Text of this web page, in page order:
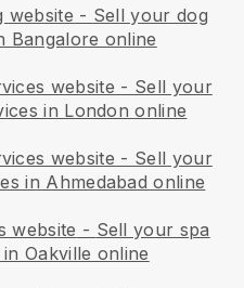
website - Sell your dog
Bangalore online
website - Sell your
in London online
website - Sell your
in Ahmedabad online
website - Sell your spa
Oakville online